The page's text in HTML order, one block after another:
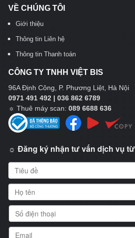
VỀ CHÚNG TÔI
Giới thiệu
Thông tin Liên hệ
Thông tin Thanh toán
CÔNG TY TNHH VIỆT BIS
96A Định Công, P. Phương Liệt, Hà Nội
0971 491 492 | 036 862 6789
☼ Thuê máy scan: 089 6688 636
☼ Đăng ký nhận tư vấn dịch vụ từ